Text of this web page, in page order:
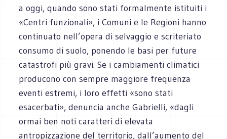
a oggi, quando sono stati formalmente istituiti i
«Centri funzionali», i Comuni e le Regioni hanno
continuato nell’opera di selvaggio e scriteriato
consumo di suolo, ponendo le basi per future
catastrofi più gravi. Se i cambiamenti climatici
producono con sempre maggiore frequenza
eventi estremi, i loro effetti «sono stati
esacerbati», denuncia anche Gabrielli, «dagli
ormai ben noti caratteri di elevata
antropizzazione del territorio, dall’aumento del